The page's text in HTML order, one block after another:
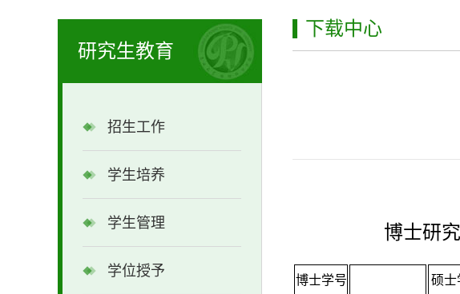
研究生教育
招生工作
学生培养
学生管理
学位授予
下载中心
博士研
博士学号 硕士